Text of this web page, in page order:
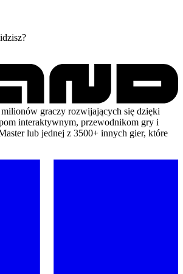
milionów graczy rozwijających się dzięki
interaktywnym, przewodnikom gry i
lub jednej z 3500+ innych gier, które